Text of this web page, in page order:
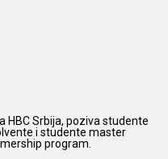
HBC Srbija, poziva studente
i studente master
program.